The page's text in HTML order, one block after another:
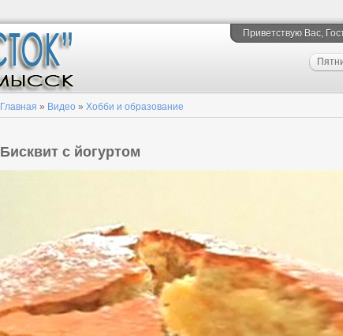
Приветствую Вас,
Главная » Видео » Хобби и образование
Бисквит с йогуртом